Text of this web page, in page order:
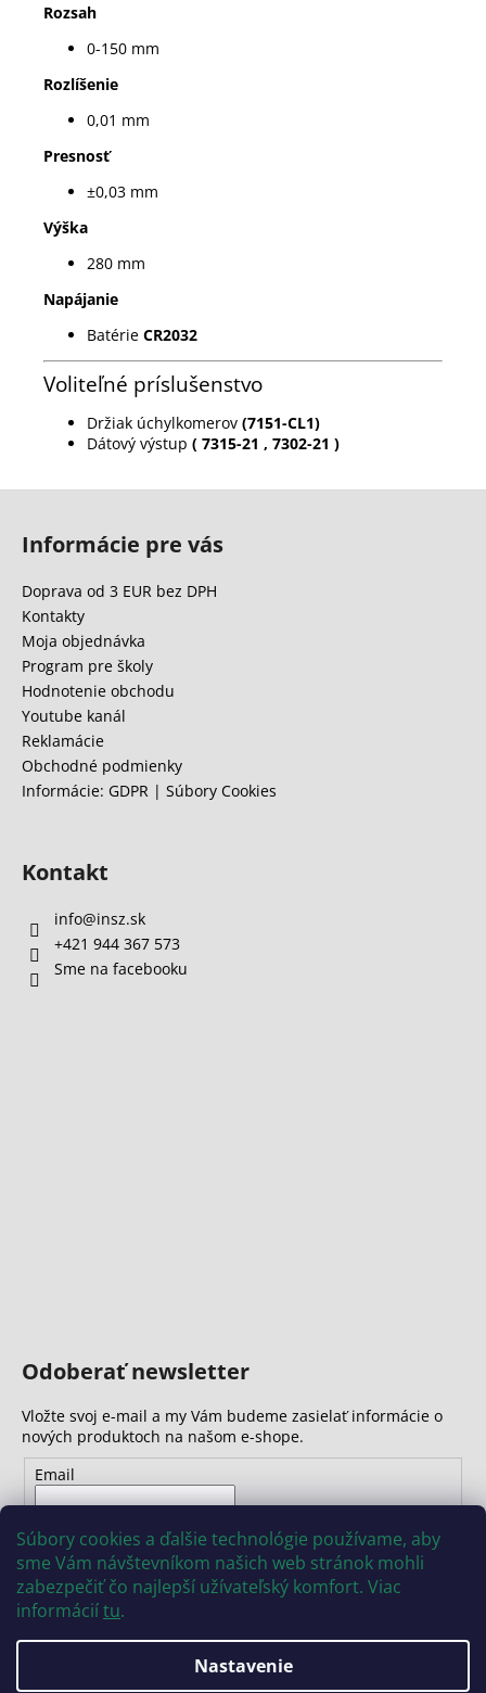
Súbory cookies a ďalšie technológie používame, aby
sme Vám návštevníkom našich web stránok mohli
zabezpečiť čo najlepší užívateľský komfort. Viac
informáciítu.
Nastavenie
Rozsah
0-150 mm
Rozlíšenie
0,01 mm
Presnosť
±0,03 mm
Výška
280 mm
Napájanie
Batérie CR2032
Voliteľné príslušenstvo
Držiak úchylkomerov (7151-CL1)
Dátový výstup ( 7315-21 , 7302-21 )
Informácie pre vás
Doprava od 3 EUR bez DPH
Kontakty
Moja objednávka
Program pre školy
Hodnotenie obchodu
Youtube kanál
Reklamácie
Obchodné podmienky
Informácie: GDPR | Súbory Cookies
Kontakt
info@insz.sk
+421 944 367 573
Sme na facebooku
Odoberať newsletter
Vložte svoj e-mail a my Vám budeme zasielať informácie o
nových produktoch na našom e-shope.
Email
osobných údajov
PRIHLÁSIŤ SA